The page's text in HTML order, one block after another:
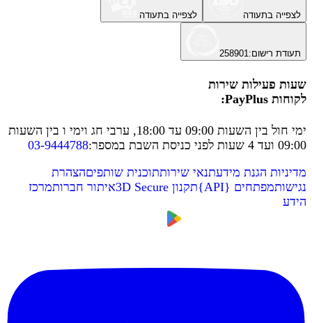
לצפייה בתעודה לצפייה בתעודה
תעודת רישום:
258901
שעות פעילות שירות
לקוחות PayPlus:
ימי חול בין השעות 09:00 עד 18:00, ערבי חג וימי ו בין השעות
09:00 ועד 4 שעות לפני כניסת השבת במספר
:
03-9444788
מדיניות הגנת מידעתנאי שירותתוכנית שותפיםהצהרת
נגישותמפתחים {
API
}תקנון 3D Secure איתור חברותמרכז
הידע